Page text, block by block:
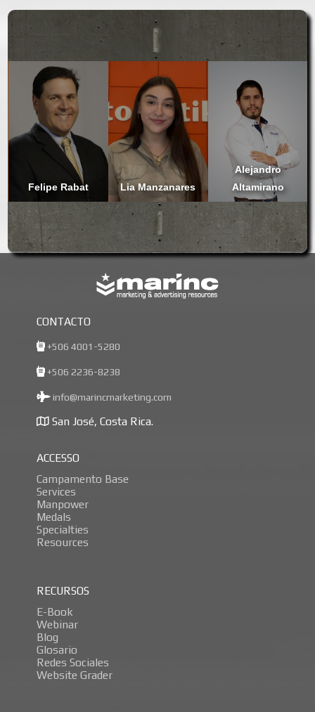
Felipe Rabat Lia Manzanares
Alejandro
Altamirano
CONTACTO
+506 4001-5280
+506 2236-8238
info@marincmarketing.com
San José, Costa Rica.
ACCESSO
Campamento Base
Services
Manpower
Medals
Specialties
Resources
RECURSOS
E-Book
Webinar
Blog
Glosario
Redes Sociales
Website Grader